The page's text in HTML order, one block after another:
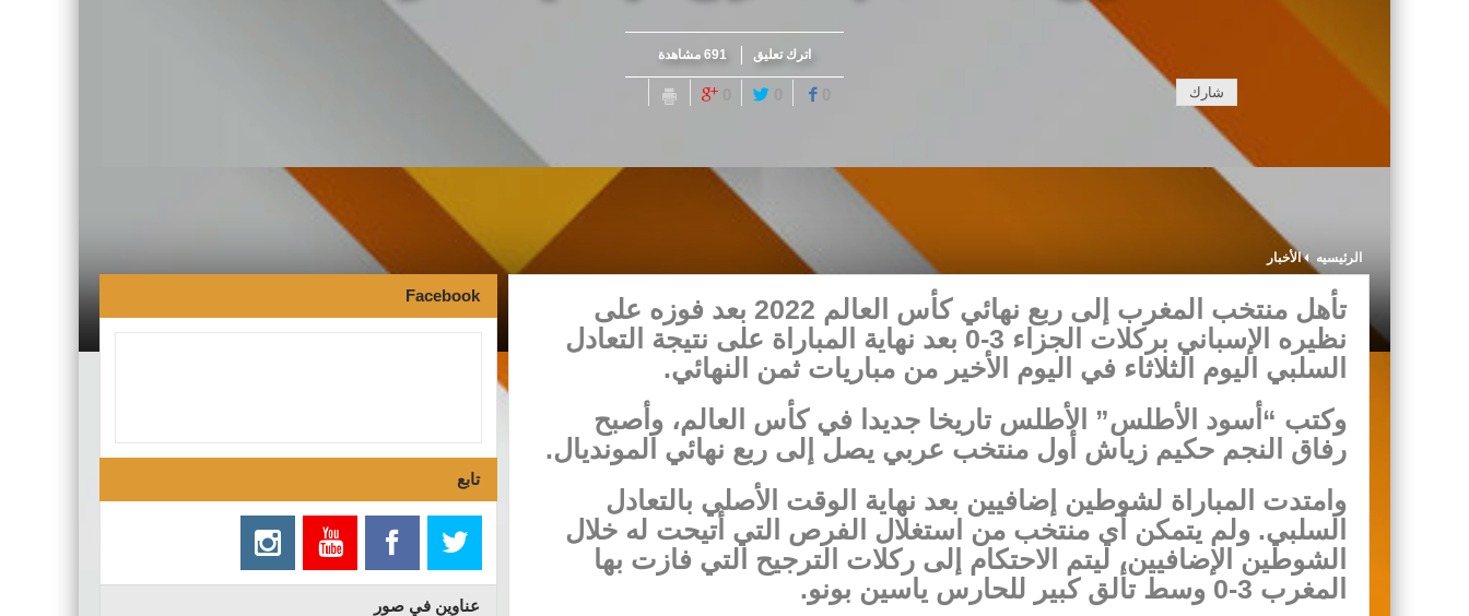
اترك تعليق 691 مشاهدة
شارك
الرئيسيه الأخبار
تأهل منتخب المغرب إلى ربع نهائي كأس العالم 2022 بعد فوزه على
نظيره الإسباني بركلات الجزاء 3-0 بعد نهاية المباراة على نتيجة التعادل
السلبي اليوم الثلاثاء في اليوم الأخير من مباريات ثمن النهائي.
وكتب “أسود الأطلس” الأطلس تاريخا جديدا في كأس العالم، وأصبح
رفاق النجم حكيم زياش أول منتخب عربي يصل إلى ربع نهائي المونديال.
وامتدت المباراة لشوطين إضافيين بعد نهاية الوقت الأصلي بالتعادل
السلبي. ولم يتمكن أي منتخب من استغلال الفرص التي أتيحت له خلال
الشوطين الإضافيين، ليتم الاحتكام إلى ركلات الترجيح التي فازت بها
المغرب 3-0 وسط تألق كبير للحارس ياسين بونو.
Facebook
تابع
عناوين في صور